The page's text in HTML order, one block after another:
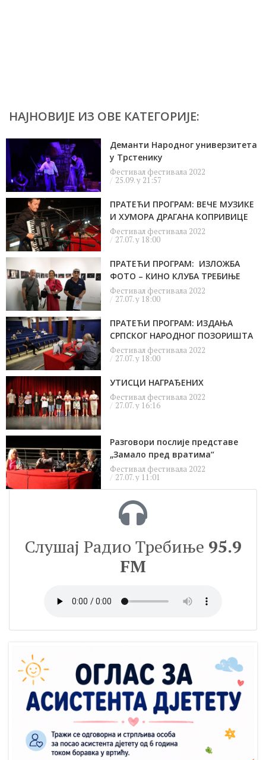
НАЈНОВИЈЕ ИЗ ОВЕ КАТЕГОРИЈЕ:
Деманти Народног универзитета
у Трстенику
Фестивал фестивала 2022
25.09. у 21:57
ПРАТЕЋИ ПРОГРАМ: ВЕЧЕ МУЗИКЕ
И ХУМОРА ДРАГАНА КОПРИВИЦЕ
Фестивал фестивала 2022
27.07. у 18:00
ПРАТЕЋИ ПРОГРАМ: ИЗЛОЖБА
ФОТО – КИНО КЛУБА ТРЕБИЊЕ
Фестивал фестивала 2022
27.07. у 18:00
ПРАТЕЋИ ПРОГРАМ: ИЗДАЊА
СРПСКОГ НАРОДНОГ ПОЗОРИШТА
Фестивал фестивала 2022
27.07. у 18:00
УТИСЦИ НАГРАЂЕНИХ
Фестивал фестивала 2022
27.07. у 16:16
Разговори послије представе
„Замало пред вратима“
Фестивал фестивала 2022
27.07. у 11:01
Слушај Радио Требиње 95.9
FM